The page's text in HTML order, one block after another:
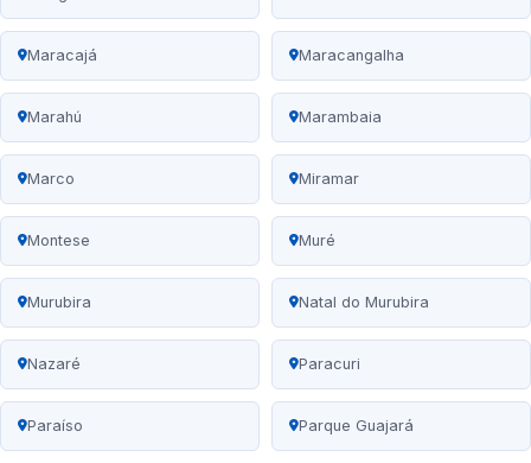
Maracajá Maracangalha
Marahú Marambaia
Marco Miramar
Montese Muré
Murubira Natal do Murubira
Nazaré Paracuri
Paraíso Parque Guajará